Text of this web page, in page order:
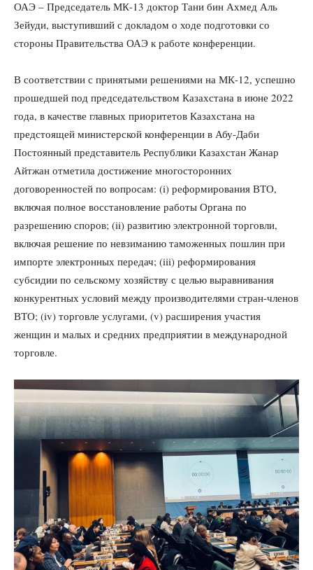
ОАЭ – Председатель МК-13 доктор Тани бин Ахмед Аль
Зейуди, выступивший с докладом о ходе подготовки со
стороны Правительства ОАЭ к работе конференции.
В соответствии с принятыми решениями на МК-12, успешно
прошедшей под председательством Казахстана в июне 2022
года, в качестве главных приоритетов Казахстана на
предстоящей министерской конференции в Абу-Даби
Постоянный представитель Республики Казахстан Жанар
Айтжан отметила достижение многосторонних
договоренностей по вопросам: (i) реформирования ВТО,
включая полное восстановление работы Органа по
разрешению споров; (ii) развитию электронной торговли,
включая решение по невзиманию таможенных пошлин при
импорте электронных передач; (iii) реформирования
субсидии по сельскому хозяйству с целью выравнивания
конкурентных условий между производителями стран-членов
ВТО; (iv) торговле услугами, (v) расширения участия
женщин и малых и средних предприятии в международной
торговле.